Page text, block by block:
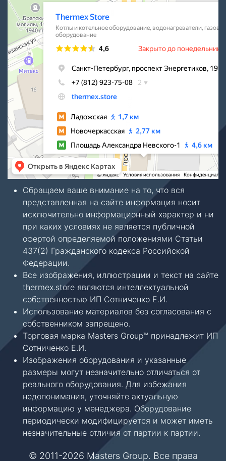
Обращаем ваше внимание на то, что вся
представленная на сайте информация носит
исключительно информационный характер и ни
при каких условиях не является публичной
офертой определяемой положениями Статьи
437(2) Гражданского кодекса Российской
Федерации.
Все изображения, иллюстрации и текст на сайте
thermex.store являются интеллектуальной
собственностью ИП Сотниченко Е.И.
Использование материалов без согласования с
собственником запрещено.
Торговая марка Masters Group™ принадлежит ИП
Сотниченко Е.И.
Изображения оборудования и указанные
размеры могут незначительно отличаться от
реального оборудования. Для избежания
недопонимания, уточняйте актуальную
информацию у менеджера. Оборудование
периодически модифицируется и может иметь
незначительные отличия от партии к партии.
© 2011-2026 Masters Group. Все права